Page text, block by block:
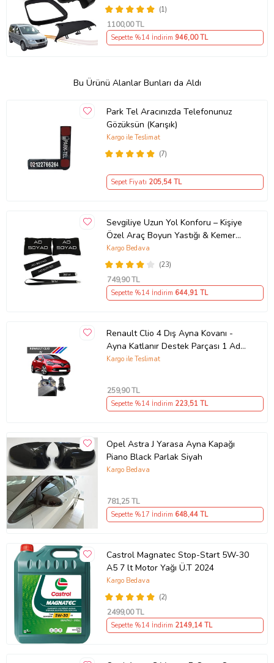
(1)
1100,00 TL
Sepette %14 İndirim 946,00 TL
Bu Ürünü Alanlar Bunları da Aldı
Park Tel Aracınızda Telefonunuz
Gözüksün (Karışık)
(7)
Kargo ile Teslimat
Sepet Fiyatı 205,54 TL
Sevgiliye Uzun Yol Konforu – Kişiye
Özel Araç Boyun Yastığı & Kemer
Pedi Hediye Seti
(23)
Kargo Bedava
749,90 TL
Sepette %14 İndirim 644,91 TL
Renault Clio 4 Dış Ayna Kovanı -
Ayna Katlanır Destek Parçası 1 Adet
490307706 M3625
Kargo ile Teslimat
259,90 TL
Sepette %14 İndirim 223,51 TL
Opel Astra J Yarasa Ayna Kapağı
Piano Black Parlak Siyah
Kargo Bedava
781,25 TL
Sepette %17 İndirim 648,44 TL
Castrol Magnatec Stop-Start 5W-30
A5 7 lt Motor Yağı Ü.T 2024
(2)
Kargo Bedava
2499,00 TL
Sepette %14 İndirim 2149,14 TL